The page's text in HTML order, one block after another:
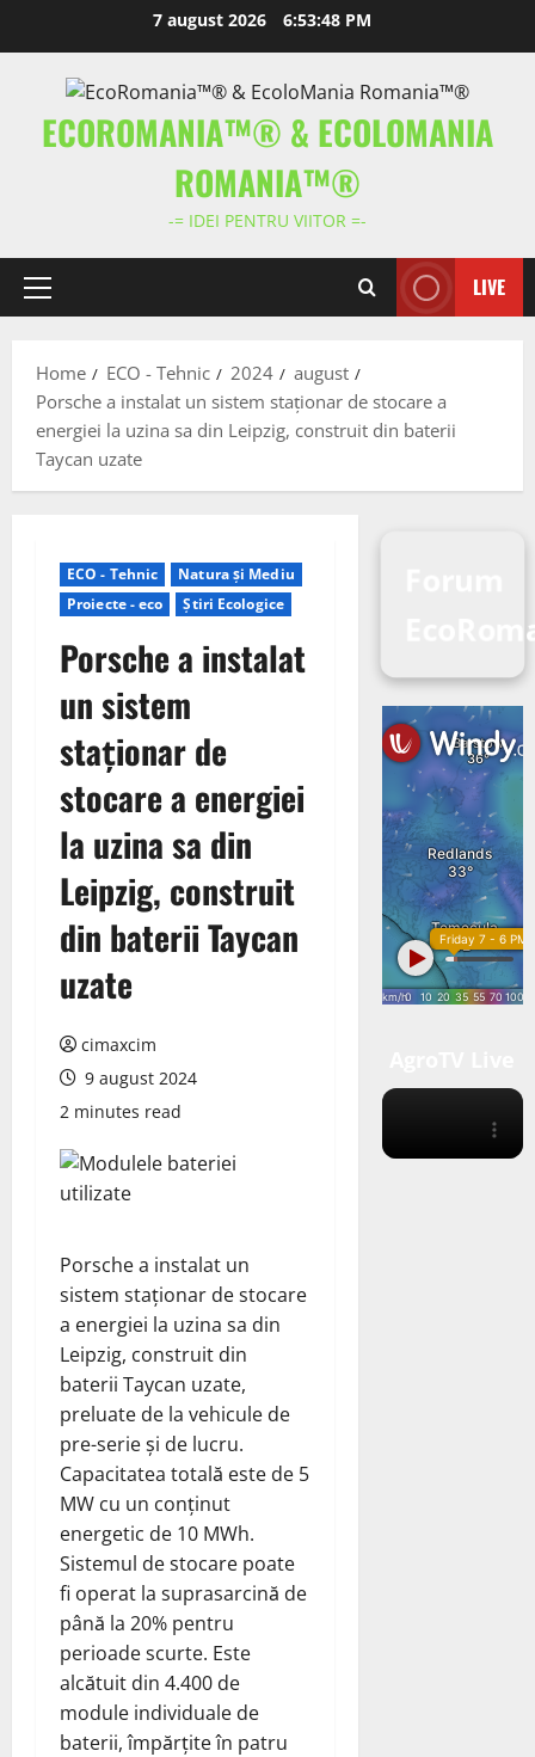
content
7 august 2026 6:53:49 PM
ECOROMANIA™® & ECOLOMANIA
ROMANIA™®
-= IDEI PENTRU VIITOR =-
Primary
LIVE
Home ECO - Tehnic 2024
august
Porsche a instalat un sistem staționar de stocare a
energiei la uzina sa din Leipzig, construit din baterii
Taycan uzate
ECO - Tehnic
Natura și Mediu
Proiecte - eco
Știri Ecologice
Porsche a instalat
un sistem
staționar de
stocare a energiei
la uzina sa din
Leipzig, construit
din baterii Taycan
uzate
cimaxcim
9 august 2024
2 minutes read
Porsche a instalat un
sistem staționar de stocare
a energiei la uzina sa din
Leipzig, construit din
baterii Taycan uzate,
preluate de la vehicule de
pre-serie și de lucru.
Capacitatea totală este de 5
MW cu un conținut
energetic de 10 MWh.
Sistemul de stocare poate
fi operat la suprasarcină de
până la 20% pentru
perioade scurte. Este
alcătuit din 4.400 de
module individuale de
baterii, împărțite în patru